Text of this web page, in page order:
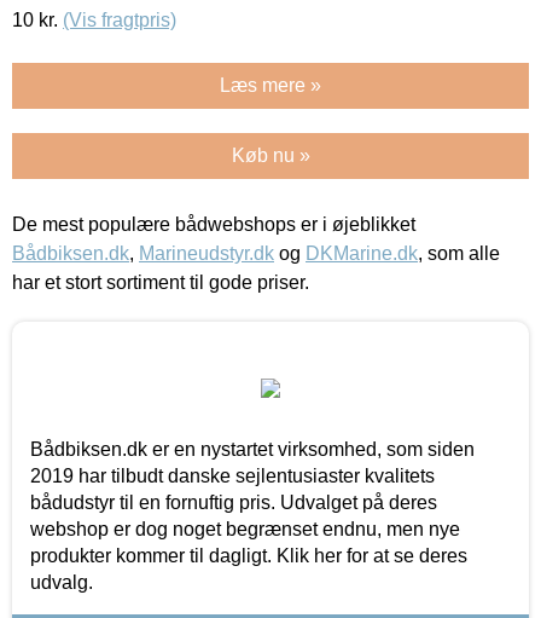
10 kr. (Vis fragtpris)
Læs mere »
Køb nu »
De mest populære bådwebshops er i øjeblikket
Bådbiksen.dk, Marineudstyr.dk og DKMarine.dk, som alle
har et stort sortiment til gode priser.
Bådbiksen.dk er en nystartet virksomhed, som siden
2019 har tilbudt danske sejlentusiaster kvalitets
bådudstyr til en fornuftig pris. Udvalget på deres
webshop er dog noget begrænset endnu, men nye
produkter kommer til dagligt. Klik her for at se deres
udvalg.